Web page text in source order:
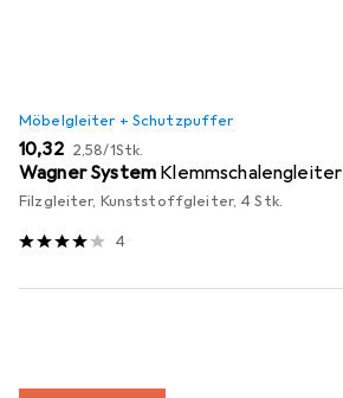
Möbelgleiter + Schutzpuffer
EUR
10,32 EUR
2,58/1Stk.
Wagner System Klemmschalengleiter
Filzgleiter, Kunststoffgleiter, 4 Stk.
4